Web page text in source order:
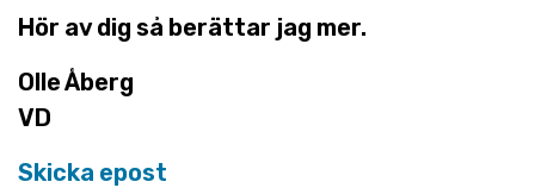
Hör av dig så berättar jag mer.
Olle Åberg
VD
Skicka epost